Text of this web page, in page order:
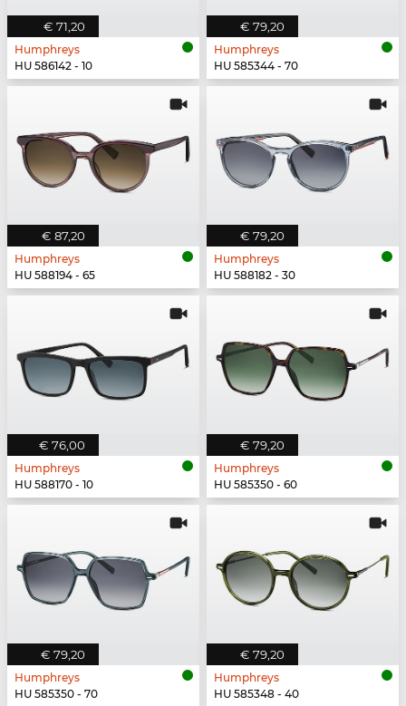
€ 71,20
Humphreys
HU 586142 - 10
€ 79,20
Humphreys
HU 585344 - 70
€ 87,20
Humphreys
HU 588194 - 65
€ 79,20
Humphreys
HU 588182 - 30
€ 76,00
Humphreys
HU 588170 - 10
€ 79,20
Humphreys
HU 585350 - 60
€ 79,20
Humphreys
HU 585350 - 70
€ 79,20
Humphreys
HU 585348 - 40